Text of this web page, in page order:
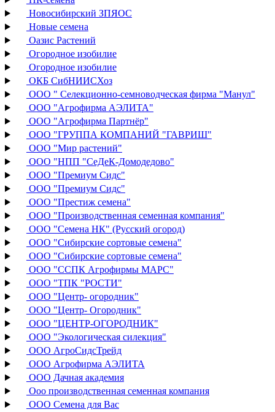
Новосибирский ЗПЯОС
Новые семена
Оазис Растений
Огородное изобилие
Огородное изобилие
ОКБ СибНИИСХоз
ООО " Селекционно-семноводческая фирма "Манул"
ООО "Агрофирма АЭЛИТА"
ООО "Агрофирма Партнёр"
ООО "ГРУППА КОМПАНИЙ "ГАВРИШ"
ООО "Мир растений"
ООО "НПП "СеДеК-Домодедово"
ООО "Премиум Сидс"
ООО "Премиум Сидс"
ООО "Престиж семена"
ООО "Производственная семенная компания"
ООО "Семена НК" (Русский огород)
ООО "Сибирские сортовые семена"
ООО "Сибирские сортовые семена"
ООО "ССПК Агрофирмы МАРС"
ООО "ТПК "РОСТИ"
ООО "Центр- огородник"
ООО "Центр- Огородник"
ООО "ЦЕНТР-ОГОРОДНИК"
ООО "Экологическая силекция"
ООО АгроСидсТрейд
ООО Агрофирма АЭЛИТА
ООО Дачная академия
Ооо производственная семенная компания
ООО Семена для Вас